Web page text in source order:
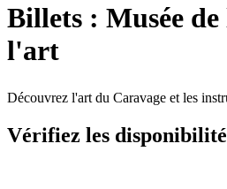
Billets : Musée
l'art
Découvrez l'art du Caravage et les
Vérifiez les